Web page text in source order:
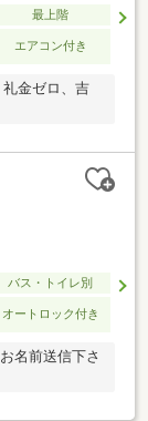
最上階
エアコン付き
金ゼロ、吉
バス・トイレ別
オートロック付き
名前送信下さ